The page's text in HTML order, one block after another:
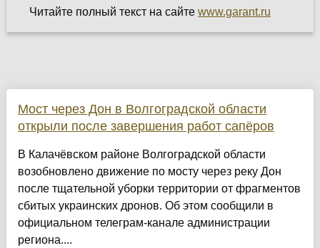
Читайте полный текст на сайте www.garant.ru
Мост через Дон в Волгоградской области
открыли после завершения работ сапёров
В Калачёвском районе Волгоградской области
возобновлено движение по мосту через реку Дон
после тщательной уборки территории от фрагментов
сбитых украинских дронов. Об этом сообщили в
официальном телеграм-канале администрации
региона....